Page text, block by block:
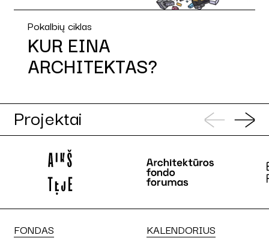
Pokalbių ciklas
KUR EINA
ARCHITEKTAS?
Projektai
FONDAS
KALENDORIUS